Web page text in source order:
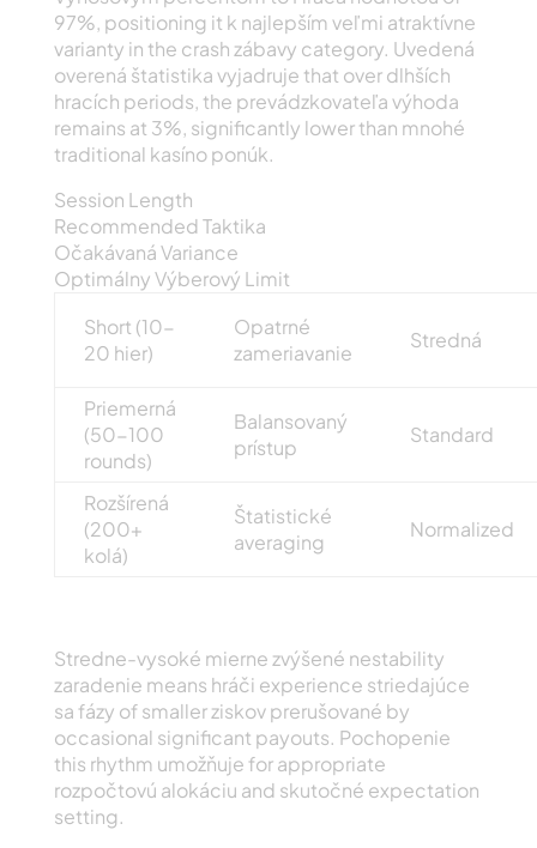
97%, positioning it k najlepším veľmi atraktívne
varianty in the crash zábavy category. Uvedená
overená štatistika vyjadruje that over dlhších
hracích periods, the prevádzkovateľa výhoda
remains at 3%, significantly lower than mnohé
traditional kasíno ponúk.
Session Length
Recommended Taktika
Očakávaná Variance
Optimálny Výberový Limit
Short (10-
20 hier)
Opatrné
zameriavanie
Stredná
Priemerná
(50-100
rounds)
Balansovaný
prístup
Standard
Rozšírená
(200+
kolá)
Štatistické
averaging
Normalized
Stredne-vysoké mierne zvýšené nestability
zaradenie means hráči experience striedajúce
sa fázy of smaller ziskov prerušované by
occasional significant payouts. Pochopenie
this rhythm umožňuje for appropriate
rozpočtovú alokáciu and skutočné expectation
setting.